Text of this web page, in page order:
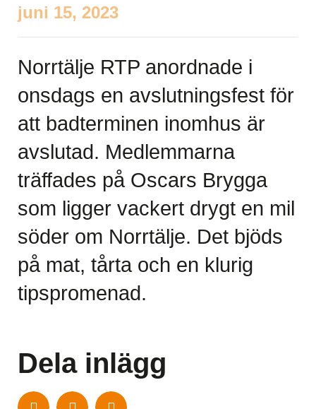
juni 15, 2023
Norrtälje RTP anordnade i
onsdags en avslutningsfest för
att badterminen inomhus är
avslutad. Medlemmarna
träffades på Oscars Brygga
som ligger vackert drygt en mil
söder om Norrtälje. Det bjöds
på mat, tårta och en klurig
tipspromenad.
Dela inlägg